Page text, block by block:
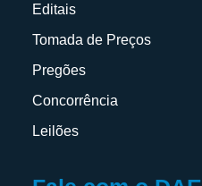
Editais
Tomada de Preços
Pregões
Concorrência
Leilões